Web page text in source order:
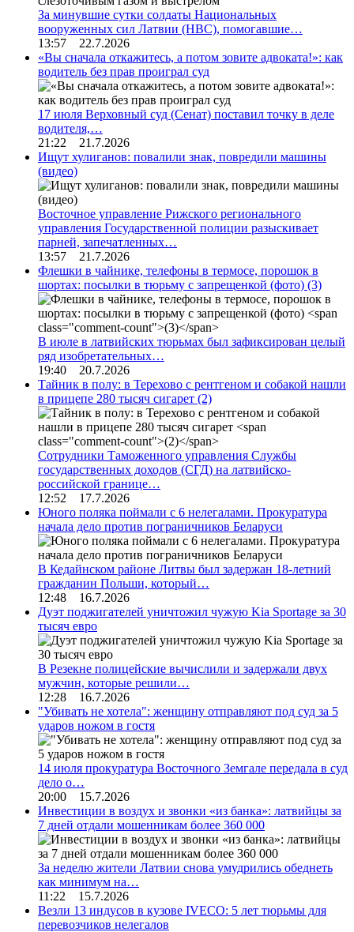
За минувшие сутки солдаты Национальных
вооруженных сил Латвии (НВС), помогавшие…
13:57 22.7.2026
«Вы сначала откажитесь, а потом зовите адвоката!»: как
водитель без прав проиграл суд
17 июля Верховный суд (Сенат) поставил точку в деле
водителя,…
21:22 21.7.2026
Ищут хулиганов: повалили знак, повредили машины
(видео)
Восточное управление Рижского регионального
управления Государственной полиции разыскивает
парней, запечатленных…
13:57 21.7.2026
Флешки в чайнике, телефоны в термосе, порошок в
шортах: посылки в тюрьму с запрещенкой (фото) (3)
В июле в латвийских тюрьмах был зафиксирован целый
ряд изобретательных…
19:40 20.7.2026
Тайник в полу: в Терехово с рентгеном и собакой нашли
в прицепе 280 тысяч сигарет (2)
Сотрудники Таможенного управления Службы
государственных доходов (СГД) на латвийско-
российской границе…
12:52 17.7.2026
Юного поляка поймали с 6 нелегалами. Прокуратура
начала дело против пограничников Беларуси
В Кедайнском районе Литвы был задержан 18-летний
гражданин Польши, который…
12:48 16.7.2026
Дуэт поджигателей уничтожил чужую Kia Sportage за 30
тысяч евро
В Резекне полицейские вычислили и задержали двух
мужчин, которые решили…
12:28 16.7.2026
"Убивать не хотела": женщину отправляют под суд за 5
ударов ножом в гостя
14 июля прокуратура Восточного Земгале передала в суд
дело о…
20:00 15.7.2026
Инвестиции в воздух и звонки «из банка»: латвийцы за
7 дней отдали мошенникам более 360 000
За неделю жители Латвии снова умудрились обеднеть
как минимум на…
11:22 15.7.2026
Везли 13 индусов в кузове IVECO: 5 лет тюрьмы для
перевозчиков нелегалов